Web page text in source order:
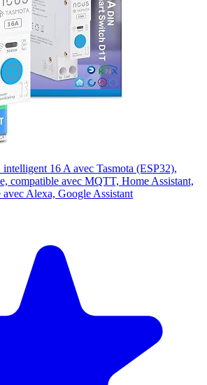
16 A avec Tasmota (ESP32),
compatible avec MQTT, Home Assistant,
Alexa, Google Assistant